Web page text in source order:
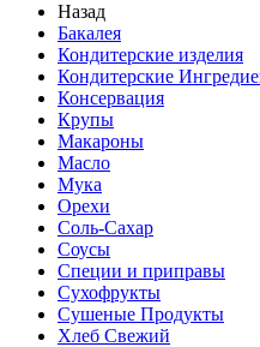
Назад
Бакалея
Кондитерские изделия
Кондитерские
Консервация
Крупы
Макароны
Масло
Мука
Орехи
Соль-Сахар
Соусы
Специи и приправы
Сухофрукты
Сушеные Продукты
Хлеб Свежий